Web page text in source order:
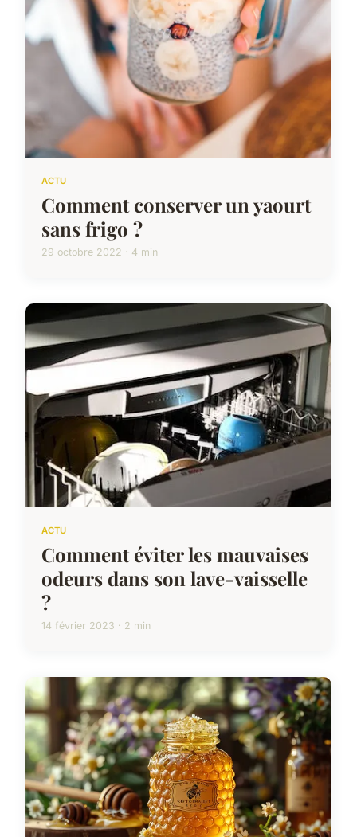
ACTU
Comment conserver un yaourt
sans frigo ?
29 octobre 2022 · 4 min
ACTU
Comment éviter les mauvaises
odeurs dans son lave-vaisselle
?
14 février 2023 · 2 min